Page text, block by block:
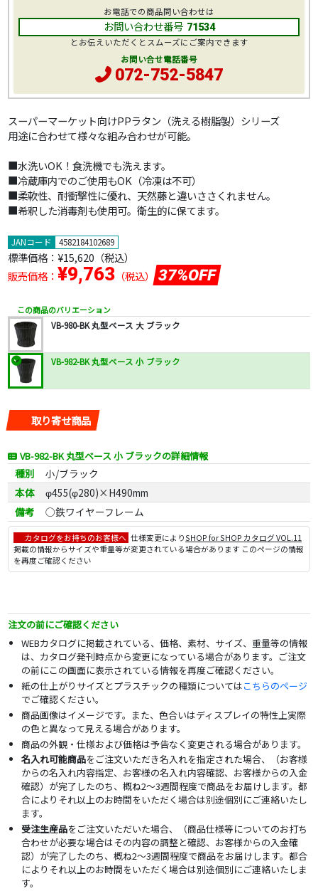
スーパーマーケット向けPPラタン（洗える樹脂製）シリーズ
用途に合わせて様々な組み合わせが可能。
■水洗いOK！食洗機でも洗えます。
■冷蔵庫内でのご使用もOK（冷凍は不可）
■柔軟性、耐衝撃性に優れ、天然藤と違いささくれません。
■希釈した消毒剤も使用可。衛生的に保てます。
JANコード 4582184102689
標準価格： ¥15,620 （税込）
販売価格： ¥9,763（税込） 37%OFF
この商品のバリエーション
VB-980-BK 丸型ベース 大 ブラック
VB-982-BK 丸型ベース 小 ブラック
取り寄せ商品
VB-982-BK 丸型ベース 小 ブラックの詳細情報
種別
小/ブラック
本体
φ455(φ280)×H490mm
備考
◯鉄ワイヤーフレーム
カタログをお持ちのお客様へ 仕様変更によりSHOP for SHOP カタログ VOL.11
掲載の情報からサイズや重量等が変更されている場合があります このページの情報
を再度ご確認ください
お電話での商品問い合わせは
お問い合わせ番号 71534
とお伝えいただくとスムーズにご案内できます
お問い合せ電話番号
072-752-5847
注文の前にご確認ください
WEBカタログに掲載されている、価格、素材、サイズ、重量等の情報
は、カタログ発刊時点から変更になっている場合があります。ご注文
の前にこの画面に表示されている情報を再度ご確認ください。
紙の仕上がりサイズとプラスチックの種類についてはこちらのページ
でご確認ください。
商品画像はイメージです。また、色合いはディスプレイの特性上実際
の色と異なって見える場合があります。
商品の外観・仕様および価格は予告なく変更される場合があります。
名入れ可能商品をご注文いただき名入れを指定された場合、（お客様
からの名入れ内容指定、お客様の名入れ内容確認、お客様からの入金
確認）が完了したのち、概ね2～3週間程度で商品をお届けします。都
合によりそれ以上のお時間をいただく場合は別途個別にご連絡いたし
ます。
受注生産品をご注文いただいた場合、（商品仕様等についてのお打ち
合わせが必要な場合はその内容の調整と確認、お客様からの入金確
認）が完了したのち、概ね2～3週間程度で商品をお届けします。都合
によりそれ以上のお時間をいただく場合は別途個別にご連絡いたしま
す。